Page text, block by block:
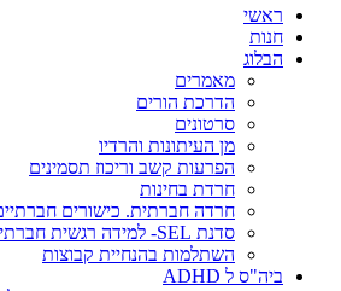
ראשי
חנות
הבלוג
מאמרים
הדרכת הורים
סרטונים
מן העיתונות והרדיו
הפרעות קשב וריכוז תסמינים
חרדת בחינות
חרדה חברתית. כישורים
סדנת SEL- למידה רגשית חברתית
השתלמות בהנחיית קבוצות
ביה"ס ל ADHD